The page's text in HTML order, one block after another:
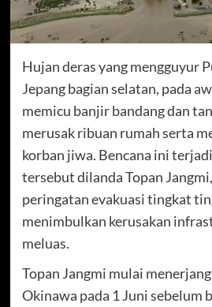
Hujan deras yang mengguyur
Jepang bagian selatan, pada
memicu banjir bandang dan
merusak ribuan rumah serta
korban jiwa. Bencana ini
tersebut dilanda Topan
peringatan evakuasi tingkat
menimbulkan kerusakan
meluas.
Topan Jangmi mulai
Okinawa pada 1 Juni sebelum